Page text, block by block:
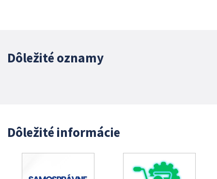
Dôležité oznamy
Dôležité informácie